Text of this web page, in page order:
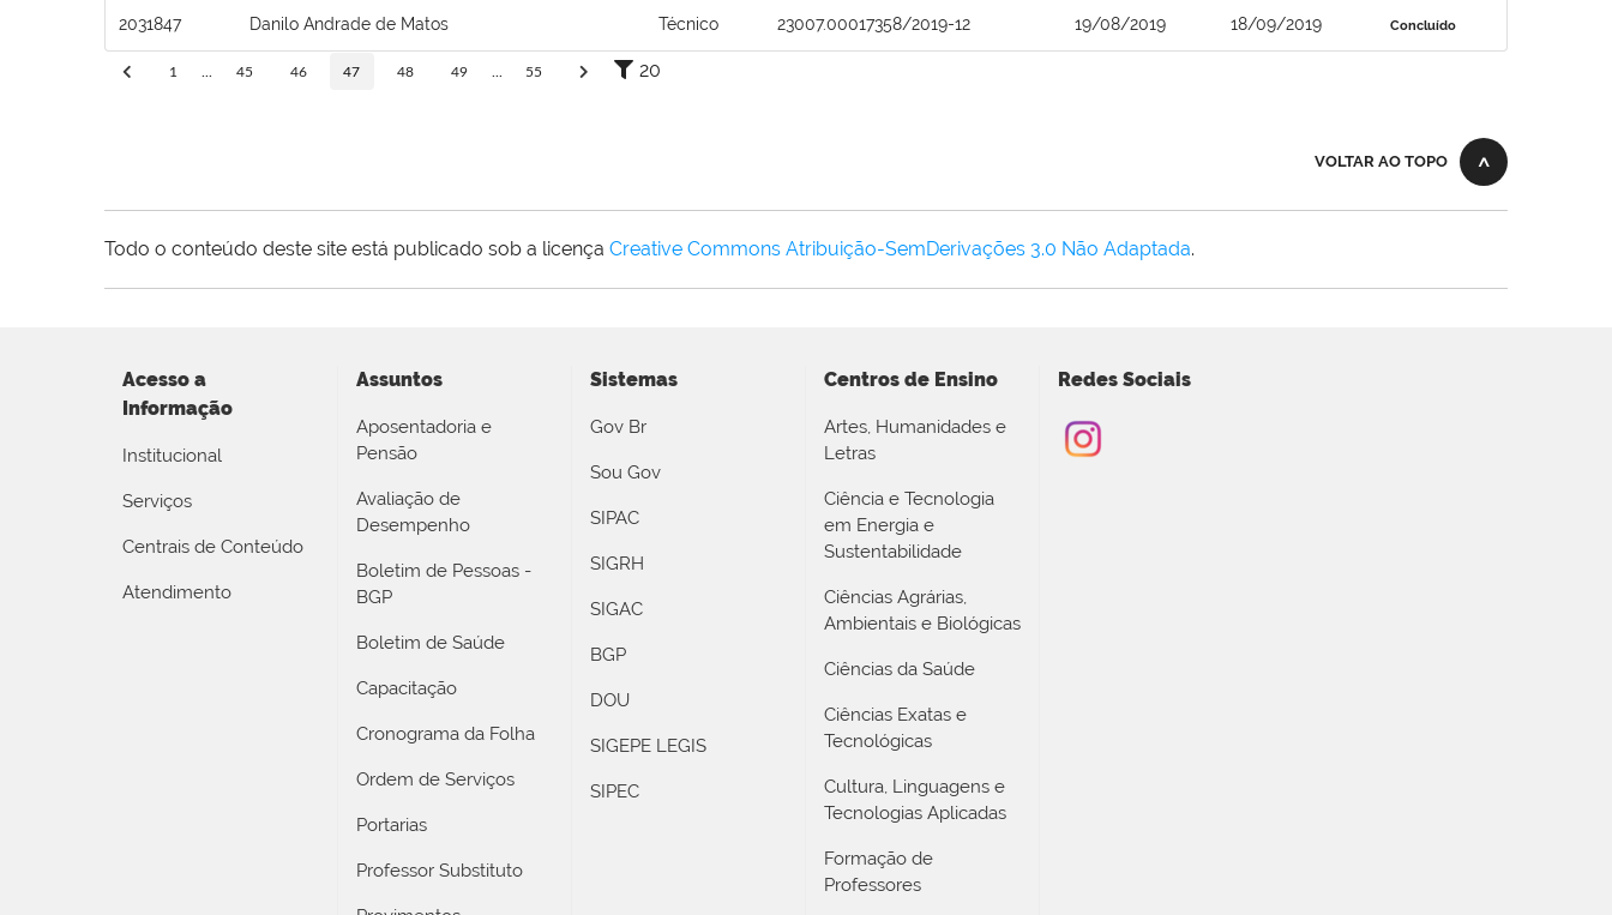
2031847 Danilo Andrade de Matos Técnico 23007.00017358/2019-12 19/08/2019 18/09/2019 Concluído
1 45 46 47 48 49 55 20
VOLTAR AO TOPO
Todo o conteúdo deste site está publicado sob a licença Creative Commons Atribuição-SemDerivações 3.0 Não Adaptada.
Acesso a
Informação
Institucional
Serviços
Centrais de Conteúdo
Atendimento
Assuntos
Aposentadoria e
Pensão
Avaliação de
Desempenho
Boletim de Pessoas -
BGP
Boletim de Saúde
Capacitação
Cronograma da Folha
Ordem de Serviços
Portarias
Professor Substituto
Sistemas
Gov Br
Sou Gov
SIPAC
SIGRH
SIGAC
BGP
DOU
SIGEPE LEGIS
SIPEC
Centros de Ensino
Artes, Humanidades e
Letras
Ciência e Tecnologia
em Energia e
Sustentabilidade
Ciências Agrárias,
Ambientais e Biológicas
Ciências da Saúde
Ciências Exatas e
Tecnológicas
Cultura, Linguagens e
Tecnologias Aplicadas
Formação de
Professores
Redes Sociais